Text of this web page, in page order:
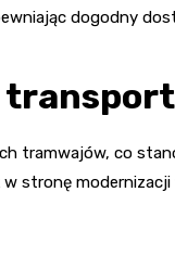
dogodny
tramwajów, co
stronę